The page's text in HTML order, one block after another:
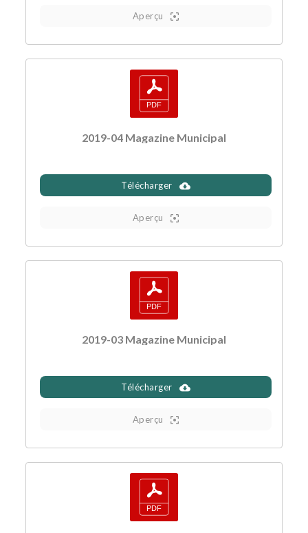
Aperçu
2019-04 Magazine Municipal
Télécharger
Aperçu
2019-03 Magazine Municipal
Télécharger
Aperçu